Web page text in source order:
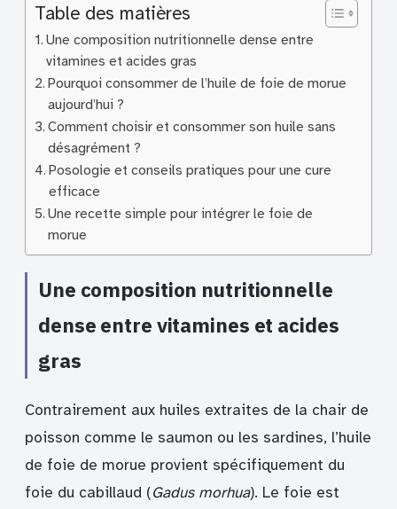
Table des matières
Une composition nutritionnelle dense entre
vitamines et acides gras
Pourquoi consommer de l’huile de foie de morue
aujourd’hui ?
Comment choisir et consommer son huile sans
désagrément ?
Posologie et conseils pratiques pour une cure
efficace
Une recette simple pour intégrer le foie de
morue
Une composition nutritionnelle
dense entre vitamines et acides
gras
Contrairement aux huiles extraites de la chair de
poisson comme le saumon ou les sardines, l’huile
de foie de morue provient spécifiquement du
foie du cabillaud (Gadus morhua). Le foie est